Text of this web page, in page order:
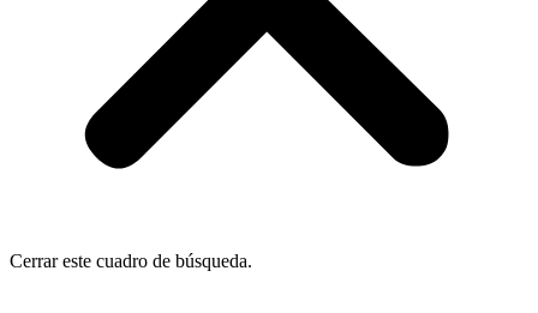
Cerrar este cuadro de búsqueda.